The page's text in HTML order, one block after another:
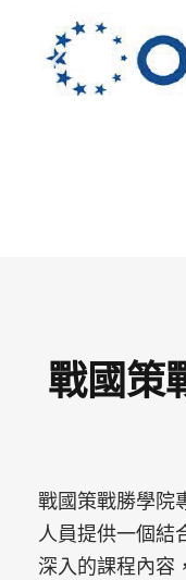
戰國策
戰國策戰勝學院
人員提供一個結
深入的課程內容